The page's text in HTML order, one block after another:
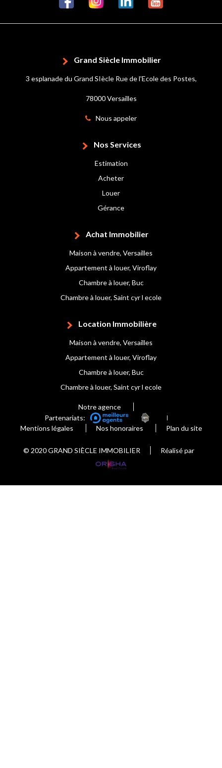
Grand Siècle Immobilier
3 esplanade du Grand SIècle Rue de l'Ecole des Postes,
78000 Versailles
Nous appeler
Nos Services
Estimation
Acheter
Louer
Gérance
Achat Immobilier
Maison à vendre, Versailles
Appartement à louer, Viroflay
Chambre à louer, Buc
Chambre à louer, Saint cyr l ecole
Location Immobilière
Maison à vendre, Versailles
Appartement à louer, Viroflay
Chambre à louer, Buc
Chambre à louer, Saint cyr l ecole
Notre agence
Partenariats:
Mentions légales
Nos honoraires Plan du site
© 2020 GRAND SIÈCLE IMMOBILIER Réalisé par